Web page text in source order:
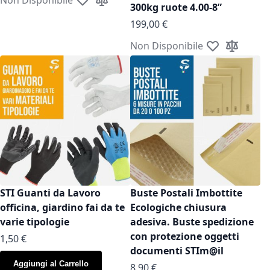
Aggiungi alla lista desideri
Aggiungi al confronto
300kg ruote 4.00-8”
199,00 €
Non Disponibile Aggiungi alla
Aggiungi
STI Guanti da Lavoro
officina, giardino fai da te
varie tipologie
As low as
1,50 €
Aggiungi al Carrello
Buste Postali Imbottite
Ecologiche chiusura
adesiva. Buste spedizione
con protezione oggetti
documenti STIm@il
As low as